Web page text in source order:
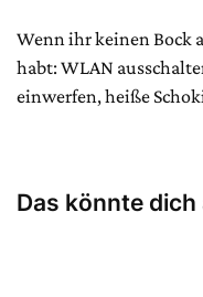
Wenn ihr keinen Bock
habt: WLAN
einwerfen, heiße
Das könnte